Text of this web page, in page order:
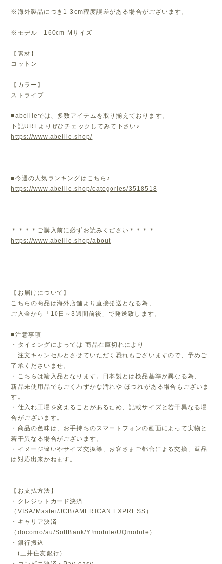
※海外製品につき1-3cm程度誤差がある場合がございます。
※モデル 160cm Mサイズ
【素材】
コットン
【カラー】
ストライプ
■abeilleでは、多数アイテムを取り揃えております。
下記URLよりぜひチェックしてみて下さい♪
https://www.abeille.shop/
■今週の人気ランキングはこちら♪
https://www.abeille.shop/categories/3518518
＊＊＊＊ご購入前に必ずお読みください＊＊＊＊
https://www.abeille.shop/about
【お届けについて】
こちらの商品は海外店舗より直接発送となる為、
ご入金から「10日～3週間前後」で発送致します。
■注意事項
・タイミングによっては 商品在庫切れにより
注文キャンセルとさせていただく恐れもございますので、予めご
了承くださいませ。
・こちらは輸入品となります。日本製とは検品基準が異なる為、
新品未使用品でもごくわずかな汚れや ほつれがある場合もございま
す。
・仕入れ工場を変えることがあるため、記載サイズと若干異なる場
合がございます。
・商品の色味は、お手持ちのスマートフォンの画面によって実物と
若干異なる場合がございます。
・イメージ違いやサイズ交換等、お客さまご都合による交換、返品
は対応出来かねます。
【お支払方法】
・クレジットカード決済
（VISA/Master/JCB/AMERICAN EXPRESS）
・キャリア決済
（docomo/au/SoftBank/Y!mobile/UQmobile）
・銀行振込
(三井住友銀行）